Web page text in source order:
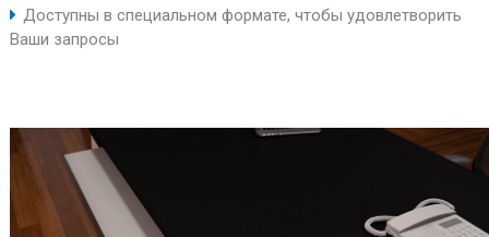
Доступны в специальном формате, чтобы удовлетворить
Ваши запросы